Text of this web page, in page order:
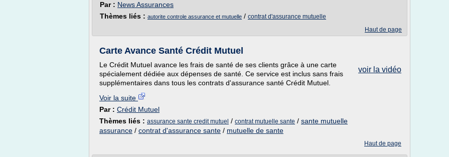
Par : News Assurances
Thèmes liés : autorite controle assurance et mutuelle / contrat d'assurance mutuelle
Haut de page
Carte Avance Santé Crédit Mutuel
voir la vidéo
Le Crédit Mutuel avance les frais de santé de ses clients grâce à une carte
spécialement dédiée aux dépenses de santé. Ce service est inclus sans frais
supplémentaires dans tous les contrats d'assurance santé Crédit Mutuel.
Voir la suite
Par : Crédit Mutuel
Thèmes liés : assurance sante credit mutuel / contrat mutuelle sante / sante mutuelle
assurance / contrat d'assurance sante / mutuelle de sante
Haut de page